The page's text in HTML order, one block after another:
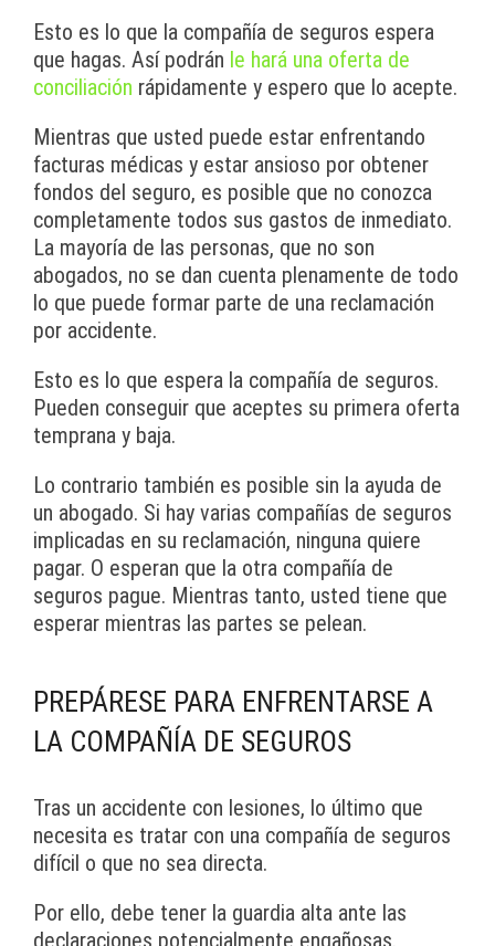
Esto es lo que la compañía de seguros espera
que hagas. Así podrán le hará una oferta de
conciliación rápidamente y espero que lo acepte.
Mientras que usted puede estar enfrentando
facturas médicas y estar ansioso por obtener
fondos del seguro, es posible que no conozca
completamente todos sus gastos de inmediato.
La mayoría de las personas, que no son
abogados, no se dan cuenta plenamente de todo
lo que puede formar parte de una reclamación
por accidente.
Esto es lo que espera la compañía de seguros.
Pueden conseguir que aceptes su primera oferta
temprana y baja.
Lo contrario también es posible sin la ayuda de
un abogado. Si hay varias compañías de seguros
implicadas en su reclamación, ninguna quiere
pagar. O esperan que la otra compañía de
seguros pague. Mientras tanto, usted tiene que
esperar mientras las partes se pelean.
PREPÁRESE PARA ENFRENTARSE A
LA COMPAÑÍA DE SEGUROS
Tras un accidente con lesiones, lo último que
necesita es tratar con una compañía de seguros
difícil o que no sea directa.
Por ello, debe tener la guardia alta ante las